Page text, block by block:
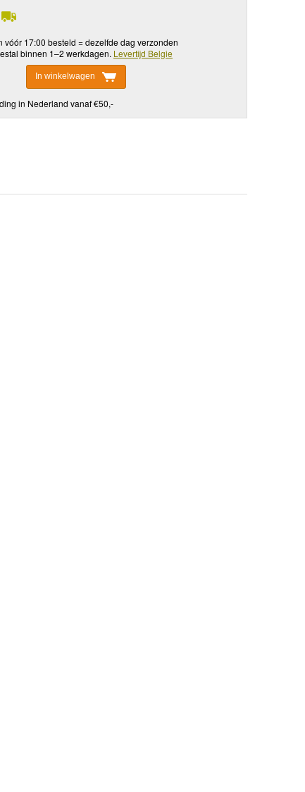
vóór 17:00 besteld = dezelfde dag verzonden
binnen 1–2 werkdagen. Levertijd Belgie
In winkelwagen
in Nederland vanaf €50,-